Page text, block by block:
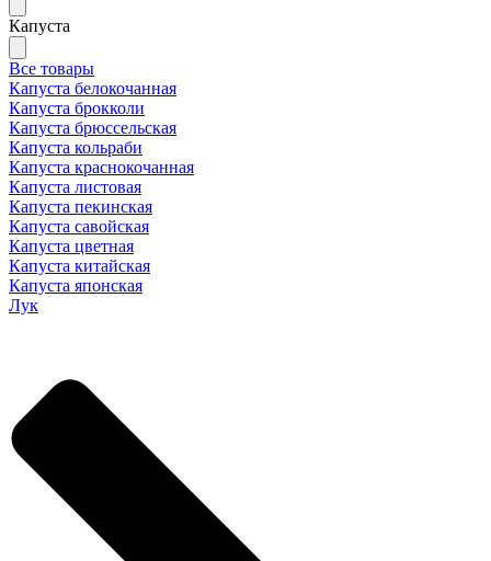
Капуста
Все товары
Капуста белокочанная
Капуста брокколи
Капуста брюссельская
Капуста кольраби
Капуста краснокочанная
Капуста листовая
Капуста пекинская
Капуста савойская
Капуста цветная
Капуста китайская
Капуста японская
Лук